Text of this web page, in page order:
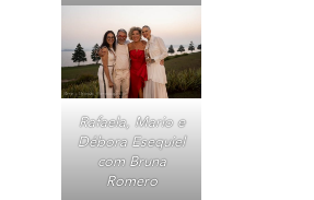
Rafaela, Mario e
Débora Esequiel
com Bruna
Romero